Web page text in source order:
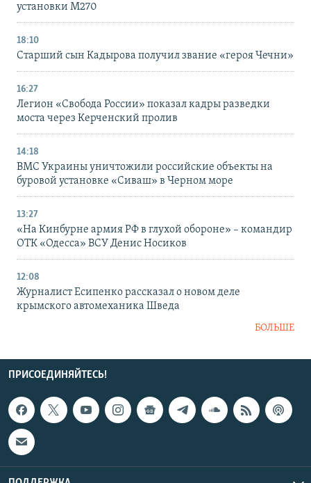
установки M270
18:10
Старший сын Кадырова получил звание «героя Чечни»
16:27
Легион «Свобода России» показал кадры разведки
моста через Керченский пролив
14:18
ВМС Украины уничтожили российские объекты на
буровой установке «Сиваш» в Черном море
13:27
«На Кинбурне армия РФ в глухой обороне» – командир
ОТК «Одесса» ВСУ Денис Носиков
12:08
Журналист Есипенко рассказал о новом деле
крымского автомеханика Шведа
БОЛЬШЕ
ПРИСОЕДИНЯЙТЕСЬ!